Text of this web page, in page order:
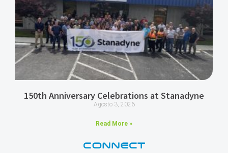
150th Anniversary Celebrations at Stanadyne
Agosto 3, 2026
Read More »
CONNECT